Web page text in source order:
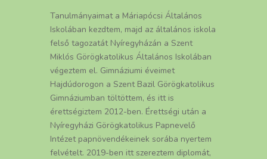
Tanulmányaimat a Máriapócsi Általános
Iskolában kezdtem, majd az általános iskola
felső tagozatát Nyíregyházán a Szent
Miklós Görögkatolikus Általános Iskolában
végeztem el. Gimnáziumi éveimet
Hajdúdorogon a Szent Bazil Görögkatolikus
Gimnáziumban töltöttem, és itt is
érettségiztem 2012-ben. Érettségi után a
Nyíregyházi Görögkatolikus Papnevelő
Intézet papnövendékeinek sorába nyertem
felvételt. 2019-ben itt szereztem diplomát,